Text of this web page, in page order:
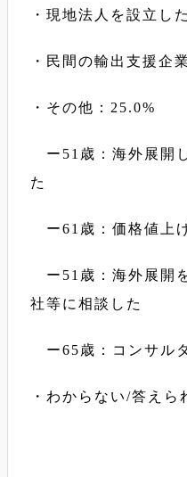
・現地法人を設立し
・民間の輸出支援企
・その他：25.0%
ー51歳：海外展開
た
ー61歳：価格値上
ー51歳：海外展開
社等に相談した
ー65歳：コンサル
・わからない/答えら